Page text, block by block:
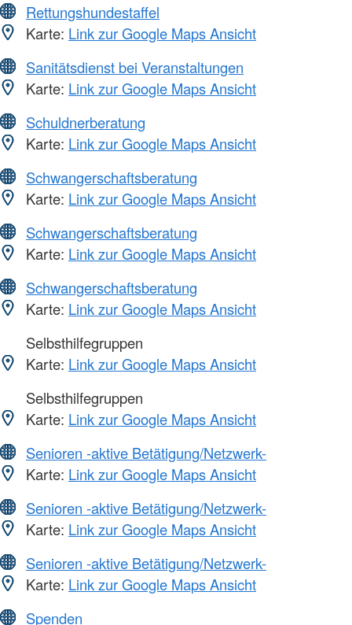
Rettungshundestaffel
Karte: Link zur Google Maps Ansicht
Sanitätsdienst bei Veranstaltungen
Karte: Link zur Google Maps Ansicht
Schuldnerberatung
Karte: Link zur Google Maps Ansicht
Schwangerschaftsberatung
Karte: Link zur Google Maps Ansicht
Schwangerschaftsberatung
Karte: Link zur Google Maps Ansicht
Schwangerschaftsberatung
Karte: Link zur Google Maps Ansicht
Selbsthilfegruppen
Karte: Link zur Google Maps Ansicht
Selbsthilfegruppen
Karte: Link zur Google Maps Ansicht
Senioren -aktive Betätigung/Netzwerk-
Karte: Link zur Google Maps Ansicht
Senioren -aktive Betätigung/Netzwerk-
Karte: Link zur Google Maps Ansicht
Senioren -aktive Betätigung/Netzwerk-
Karte: Link zur Google Maps Ansicht
Spenden